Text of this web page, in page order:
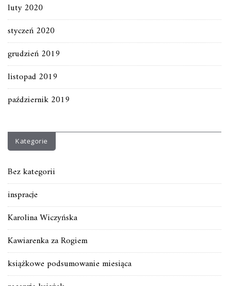
luty 2020
styczeń 2020
grudzień 2019
listopad 2019
październik 2019
Kategorie
Bez kategorii
inspracje
Karolina Wiczyńska
Kawiarenka za Rogiem
książkowe podsumowanie miesiąca